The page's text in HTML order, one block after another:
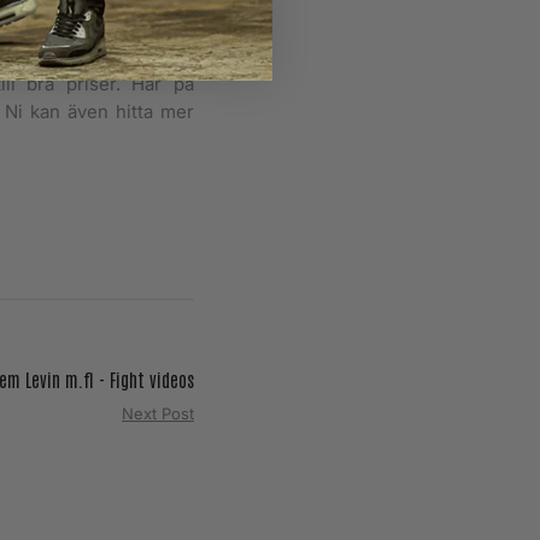
show för publiken,
efterfest. På
bra priser. Här på
kan även hitta mer
Levin m.fl - Fight videos
Next Post